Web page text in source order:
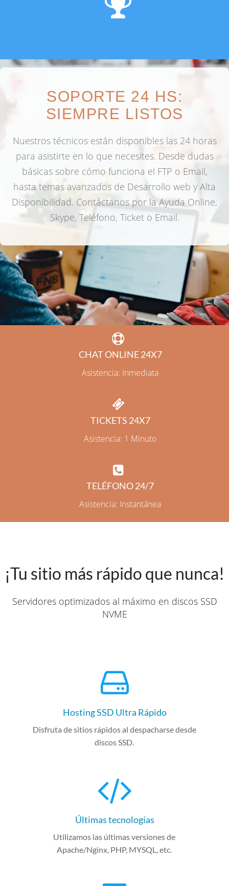
SOPORTE 24 HS:
SIEMPRE LISTOS
Nuestros técnicos están disponibles las 24 horas
para asistirte en lo que necesites. Desde dudas
básicas sobre cómo funciona el FTP o Email,
hasta temas avanzados de Desarrollo web y Alta
Disponibilidad. Contáctanos por la Ayuda Online,
Skype, Teléfono, Ticket o Email.
CHAT ONLINE 24X7
Asistencia: Inmediata
TICKETS 24X7
Asistencia: 1 Minuto
TELÉFONO 24/7
Asistencia: Instantánea
¡Tu sitio más rápido que nunca!
Servidores optimizados al máximo en discos SSD
NVME
Hosting SSD Ultra Rápido
Disfruta de sitios rápidos al despacharse desde
discos SSD.
Últimas tecnologías
Utilizamos las últimas versiones de
Apache/Nginx, PHP, MYSQL, etc.